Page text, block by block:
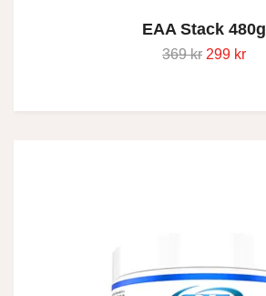
EAA Stack 480g
369 kr 299 kr